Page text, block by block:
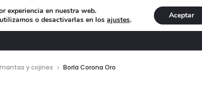
ILUMINACIÓN NAVIDAD
y cojines Borla Corona Oro
experiencia en nuestra web.
o desactivarlas en losajustes. Aceptar